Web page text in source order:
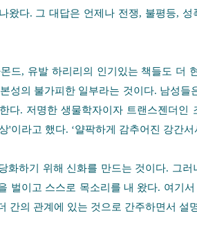
왔다. 그 대답은 언제나 전쟁, 불평등, 성
드, 유발 하리리의 인기있는 책들도 더
성의 불가피한 일부라는 것이다. 남성들
다. 저명한 생물학자이자 트랜스젠더인
'이라고 했다. ‘얄팍하게 감추어진 강간서
화하기 위해 신화를 만드는 것이다. 그러
벌이고 스스로 목소리를 내 왔다. 여기
간의 관계에 있는 것으로 간주하면서 설